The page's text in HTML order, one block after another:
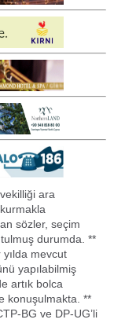
ara
sözler, seçim
durumda. **
yılda mevcut
yapılabilmiş
artık bolca
konuşulmakta. **
BG ve DP-UG’li